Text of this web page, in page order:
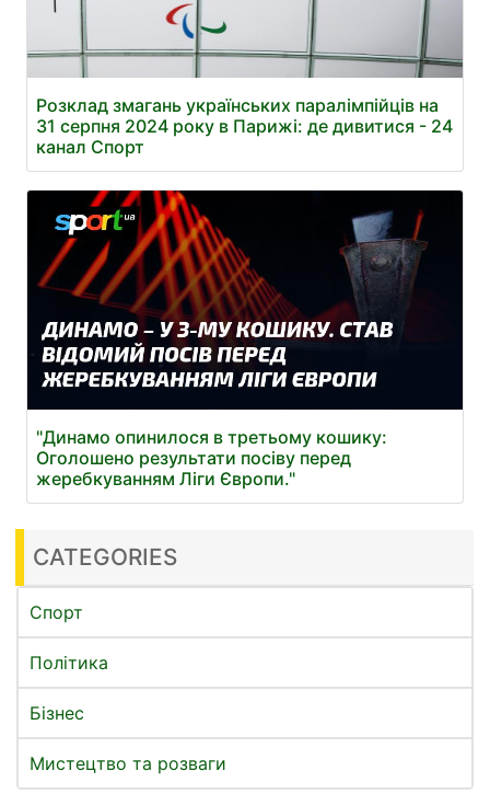
Розклад змагань українських паралімпійців на
31 серпня 2024 року в Парижі: де дивитися - 24
канал Спорт
"Динамо опинилося в третьому кошику:
Оголошено результати посіву перед
жеребкуванням Ліги Європи."
CATEGORIES
Спорт
Політика
Бізнес
Мистецтво та розваги